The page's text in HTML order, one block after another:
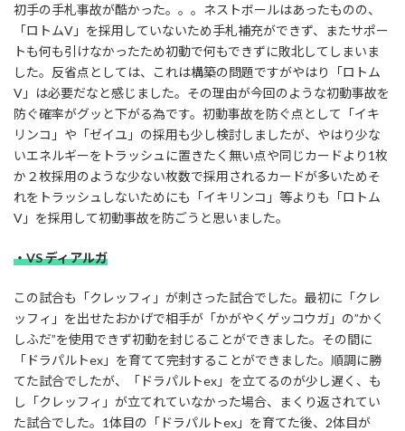
初手の手札事故が酷かった。。。ネストボールはあったものの、
「ロトムV」を採用していないため手札補充ができず、またサポー
トも何も引けなかったため初動で何もできずに敗北してしまいま
した。反省点としては、これは構築の問題ですがやはり「ロトム
V」は必要だなと感じました。その理由が今回のような初動事故を
防ぐ確率がグッと下がる為です。初動事故を防ぐ点として「イキ
リンコ」や「ゼイユ」の採用も少し検討しましたが、やはり少な
いエネルギーをトラッシュに置きたく無い点や同じカードより1枚
か２枚採用のような少ない枚数で採用されるカードが多いためそ
れをトラッシュしないためにも「イキリンコ」等よりも「ロトム
V」を採用して初動事故を防ごうと思いました。
・VS ディアルガ
この試合も「クレッフィ」が刺さった試合でした。最初に「クレ
ッフィ」を出せたおかげで相手が「かがやくゲッコウガ」の”かく
しふだ”を使用できず初動を封じることができました。その間に
「ドラパルトex」を育てて完封することができました。順調に勝
てた試合でしたが、「ドラパルトex」を立てるのが少し遅く、も
し「クレッフィ」が立てれていなかった場合、まくり返されてい
た試合でした。1体目の「ドラパルトex」を育てた後、2体目が